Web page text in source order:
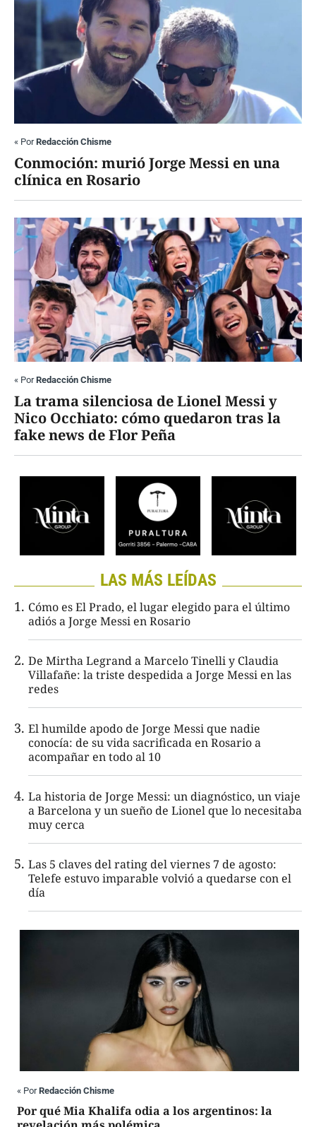
« PorRedacción Chisme
Conmoción: murió Jorge Messi en una
clínica en Rosario
« PorRedacción Chisme
La trama silenciosa de Lionel Messi y
Nico Occhiato: cómo quedaron tras la
fake news de Flor Peña
LAS MÁS LEÍDAS
Cómo es El Prado, el lugar elegido para el último
adiós a Jorge Messi en Rosario
De Mirtha Legrand a Marcelo Tinelli y Claudia
Villafañe: la triste despedida a Jorge Messi en las
redes
El humilde apodo de Jorge Messi que nadie
conocía: de su vida sacrificada en Rosario a
acompañar en todo al 10
La historia de Jorge Messi: un diagnóstico, un viaje
a Barcelona y un sueño de Lionel que lo necesitaba
muy cerca
Las 5 claves del rating del viernes 7 de agosto:
Telefe estuvo imparable volvió a quedarse con el
día
« PorRedacción Chisme
Por qué Mia Khalifa odia a los argentinos: la